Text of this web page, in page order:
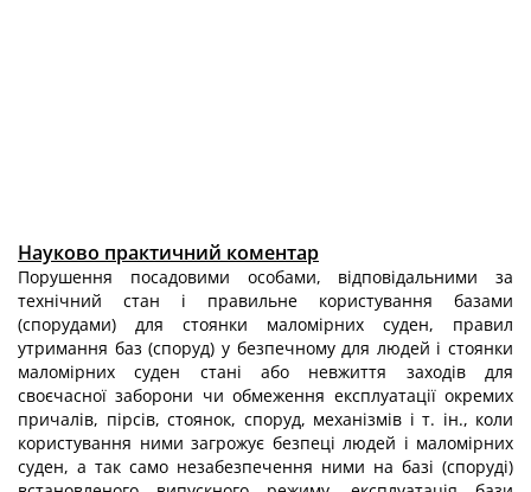
Науково практичний коментар
Порушення посадовими особами, відповідальними за
технічний стан і правильне користування базами
(спорудами) для стоянки маломірних суден, правил
утримання баз (споруд) у безпечному для людей і стоянки
маломірних суден стані або невжиття заходів для
своєчасної заборони чи обмеження експлуатації окремих
причалів, пірсів, стоянок, споруд, механізмів і т. ін., коли
користування ними загрожує безпеці людей і маломірних
суден, а так само незабезпечення ними на базі (споруді)